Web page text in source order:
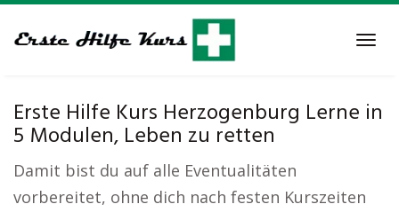
to
Erste Hilfe Kurs Herzogenburg Lerne in
5 Modulen, Leben zu retten
Damit bist du auf alle Eventualitäten
vorbereitet, ohne dich nach festen Kurszeiten